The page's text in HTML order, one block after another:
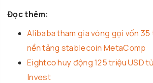
Đọc thêm:
Alibaba tham gia vòng gọi vốn 35
nền tảng stablecoin MetaComp
Eightco huy động 125 triệu USD
Invest